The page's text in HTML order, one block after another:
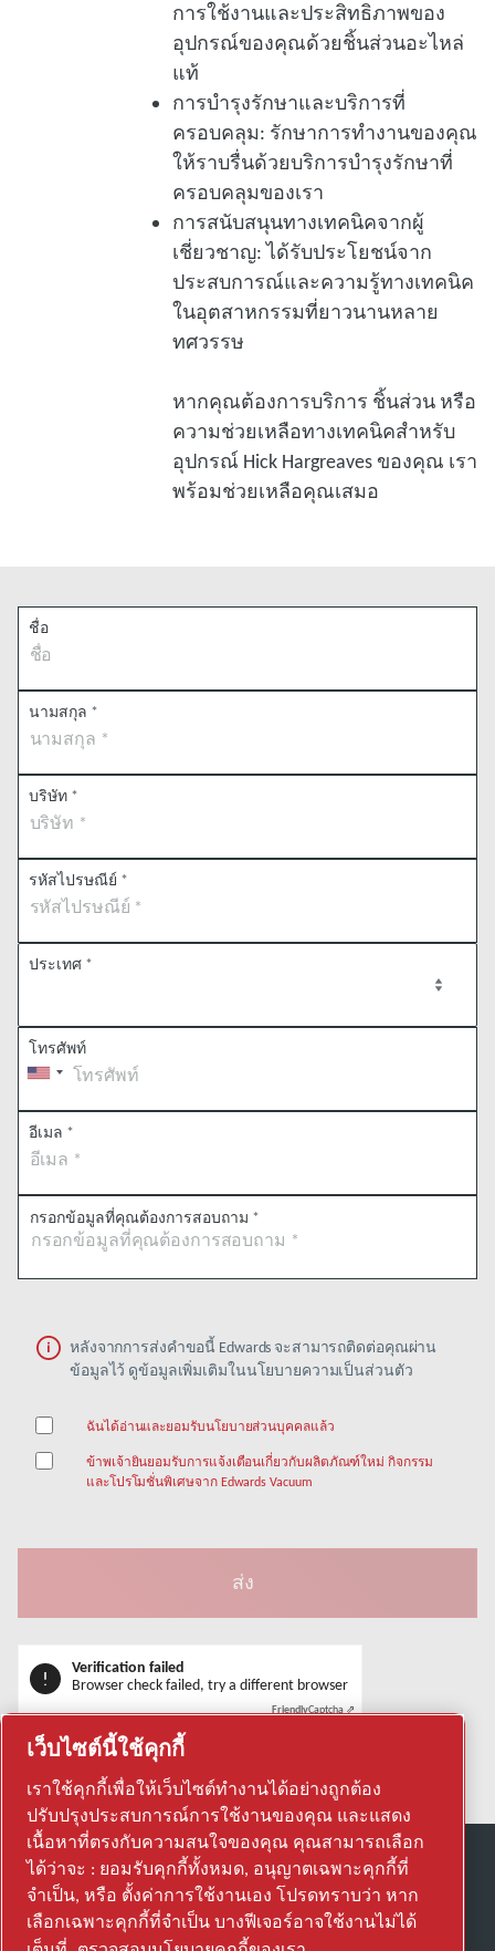
การใช้งานและประสิทธิภาพของ
อุปกรณ์ของคุณด้วยชิ้นส่วนอะไหล่
แท้
การบํารุงรักษาและบริการที่
ครอบคลุม: รักษาการทํางานของคุณ
ให้ราบรื่นด้วยบริการบํารุงรักษาที่
ครอบคลุมของเรา
การสนับสนุนทางเทคนิคจากผู้
เชี่ยวชาญ: ได้รับประโยชน์จาก
ประสบการณ์และความรู้ทางเทคนิค
ในอุตสาหกรรมที่ยาวนานหลาย
ทศวรรษ
หากคุณต้องการบริการ ชิ้นส่วน หรือ
ความช่วยเหลือทางเทคนิคสําหรับ
อุปกรณ์ Hick Hargreaves ของคุณ เรา
พร้อมช่วยเหลือคุณเสมอ
ชื่อ
นามสกุล *
บริษัท *
รหัสไปรษณีย์ *
ประเทศ *
โทรศัพท์
อีเมล *
กรอกข้อมูลที่คุณต้องการสอบถาม *
หลังจากการส่งคำขอนี้ Edwards จะสามารถติดต่อคุณผ่าน
ข้อมูลไว้ ดูข้อมูลเพิ่มเติมในนโยบายความเป็นส่วนตัว
ฉันได้อ่านและยอมรับนโยบายส่วนบุคคลแล้ว
ข้าพเจ้ายินยอมรับการแจ้งเตือนเกี่ยวกับผลิตภัณฑ์ใหม่ กิจกรรม
และโปรโมชั่นพิเศษจาก Edwards Vacuum
Verification failed
Browser check failed, try a different browser
FriendlyCaptcha ⇗
ค้นพบวิธีที่ Atlas Copco Group ใช้งานเทคโนโลยี
เพื่อเปลี่ยนอนาคต
เยี่ยมชมเว็บไซต์ Atlas Copco Group
เว็บไซต์นี้ใช้คุกกี้
เราใช้คุกกี้เพื่อให้เว็บไซต์ทำงานได้อย่างถูกต้อง
ปรับปรุงประสบการณ์การใช้งานของคุณ และแสดง
เนื้อหาที่ตรงกับความสนใจของคุณ คุณสามารถเลือก
ได้ว่าจะ : ยอมรับคุกกี้ทั้งหมด, อนุญาตเฉพาะคุกกี้ที่
จำเป็น, หรือ ตั้งค่าการใช้งานเอง โปรดทราบว่า หาก
เลือกเฉพาะคุกกี้ที่จำเป็น บางฟีเจอร์อาจใช้งานไม่ได้